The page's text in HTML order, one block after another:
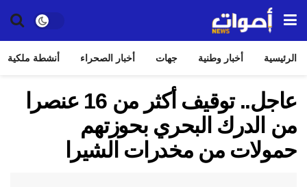
الرئيسية أخبار وطنية جهات أخبار الصحراء أنشطة ملكية
عاجل.. توقيف أكثر من 16 عنصرا
من الدرك البحري بحوزتهم
حمولات من مخدرات الشيرا